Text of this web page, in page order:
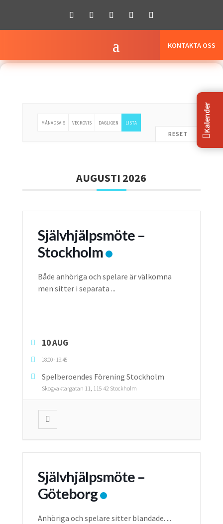
KONTAKTA OSS

Kalender
RESET
MÅNADSVIS VECKOVIS DAGLIGEN LISTA
AUGUSTI 2026
Självhjälpsmöte –
Stockholm
Både anhöriga och spelare är välkomna
men sitter i separata ...
10 AUG
18:00-19:45
Spelberoendes Förening Stockholm
Skogvaktargatan 11, 115 42 Stockholm
Självhjälpsmöte –
Göteborg
Anhöriga och spelare sitter blandade. ...